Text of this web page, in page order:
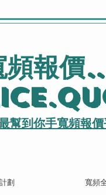
頻報價
幫到你手寬頻報價
劃 寬頻